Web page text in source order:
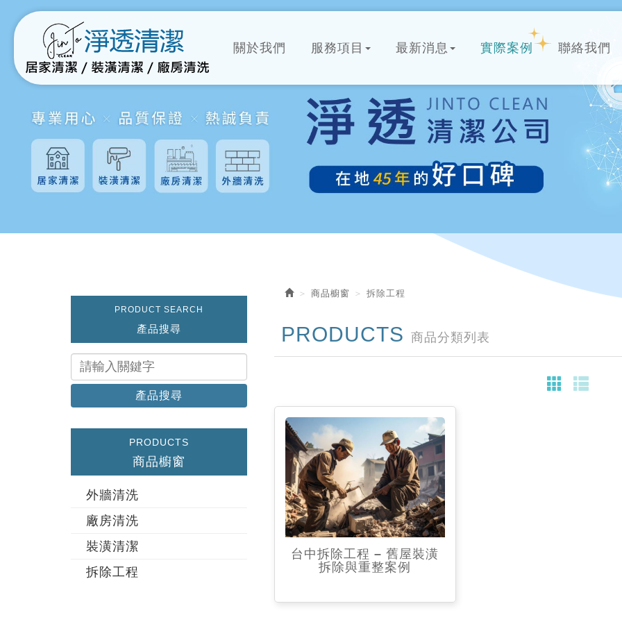
關於我們 服務項目 最新消息 實際案例 聯絡我們
PRODUCT SEARCH
產品搜尋
產品搜尋
PRODUCTS
商品櫥窗
外牆清洗
廠房清洗
裝潢清潔
拆除工程
商品櫥窗 拆除工程
PRODUCTS 商品分類列表
台中拆除工程 – 舊屋裝潢
拆除與重整案例